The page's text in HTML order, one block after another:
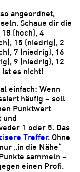
angeordnet,
Schaue dir die
(hoch), 4
15 (niedrig), 2
7 (niedrig), 16
9 (niedrig), 12
es nicht!
einfach: Wenn
häufig – soll
Punktwert
und
1 oder 5. Das
Treffer. Ohne
„in die Nähe“
sammeln –
einen Profi.